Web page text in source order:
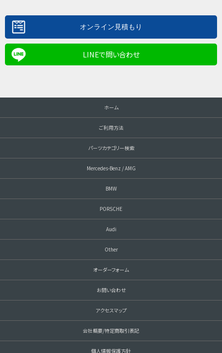
LINEで問い合わせ
ホーム
ご利用方法
パーツカテゴリー検索
Mercedes-Benz / AMG
BMW
PORSCHE
Audi
Other
オーダーフォーム
お問い合わせ
アクセスマップ
会社概要/特定商取引表記
個人情報保護方針